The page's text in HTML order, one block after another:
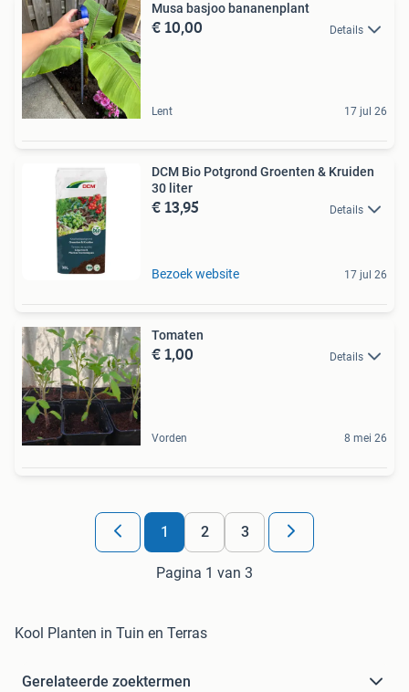
Musa basjoo bananenplant
€ 10,00 Details
Lent 17 jul 26
DCM Bio Potgrond Groenten & Kruiden
30 liter
€ 13,95 Details
Bezoek website 17 jul 26
Tomaten
€ 1,00 Details
Vorden 8 mei 26
1 2 3
Pagina 1 van 3
Kool Planten in Tuin en Terras
Gerelateerde zoektermen